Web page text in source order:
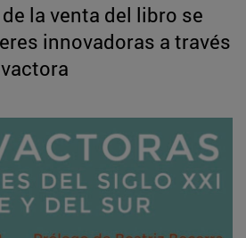
la venta del libro se
innovadoras a través